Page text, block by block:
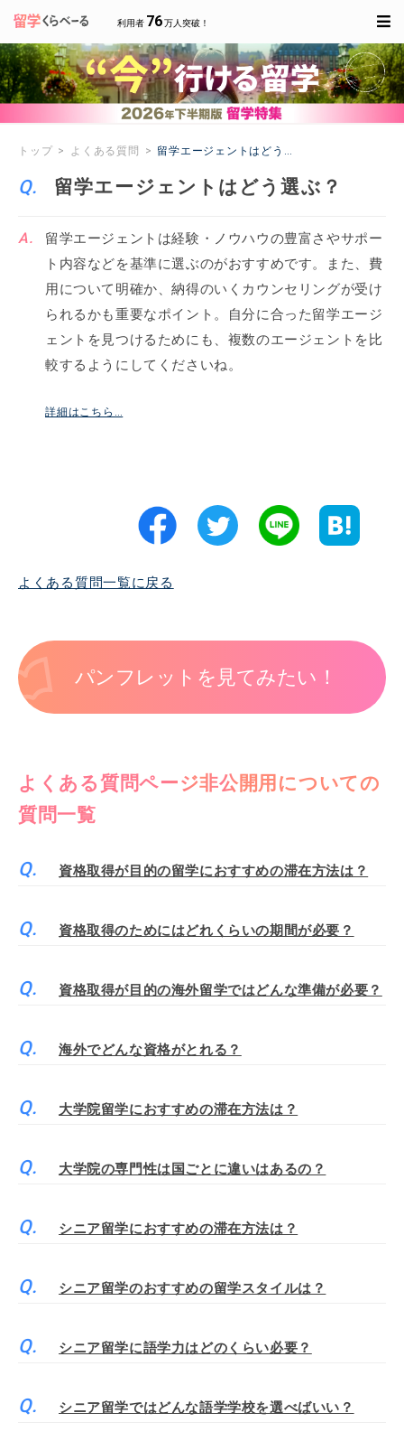
利用者 76万人突破！
トップ よくある質問 留学エージェントはどう選ぶ？
留学エージェントはどう選ぶ？
留学エージェントは経験・ノウハウの豊富さやサポー
ト内容などを基準に選ぶのがおすすめです。また、費
用について明確か、納得のいくカウンセリングが受け
られるかも重要なポイント。自分に合った留学エージ
ェントを見つけるためにも、複数のエージェントを比
較するようにしてくださいね。
詳細はこちら…
よくある質問一覧に戻る
パンフレットを見てみたい！
よくある質問ページ非公開用についての
質問一覧
資格取得が目的の留学におすすめの滞在方法は？
資格取得のためにはどれくらいの期間が必要？
資格取得が目的の海外留学ではどんな準備が必要？
海外でどんな資格がとれる？
大学院留学におすすめの滞在方法は？
大学院の専門性は国ごとに違いはあるの？
シニア留学におすすめの滞在方法は？
シニア留学のおすすめの留学スタイルは？
シニア留学に語学力はどのくらい必要？
シニア留学ではどんな語学学校を選べばいい？